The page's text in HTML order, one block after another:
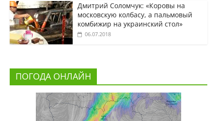
Дмитрий Соломчук: «Коровы на
московскую колбасу, а пальмовый
комбижир на украинский стол»
06.07.2018
ПОГОДА ОНЛАЙН